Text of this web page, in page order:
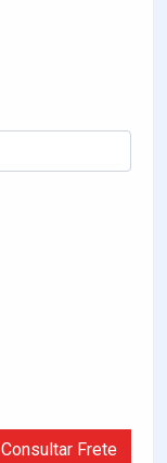
Consultar Frete